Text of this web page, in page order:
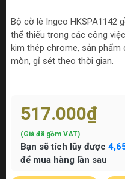
Bộ cờ lê Ingco HKSPA1142
thể thiếu trong các công
kim thép chrome, sản
mòn, gỉ sét theo thời gian.
517.000₫
(Giá đã gồm VAT)
Bạn sẽ tích lũy được
để mua hàng lần sau